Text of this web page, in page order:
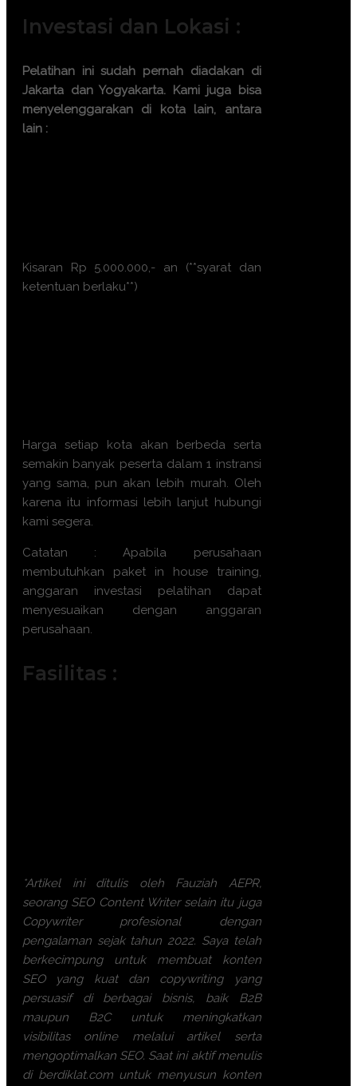
Investasi dan Lokasi :
Pelatihan ini sudah pernah diadakan di
Jakarta dan Yogyakarta. Kami juga bisa
menyelenggarakan di kota lain, antara
lain :
Kisaran Rp 5.000.000,- an (**syarat dan
ketentuan berlaku**)
Harga setiap kota akan berbeda serta
semakin banyak peserta dalam 1 instransi
yang sama, pun akan lebih murah. Oleh
karena itu informasi lebih lanjut hubungi
kami segera.
Catatan : Apabila perusahaan
membutuhkan paket in house training,
anggaran investasi pelatihan dapat
menyesuaikan dengan anggaran
perusahaan.
Fasilitas :
*Artikel ini ditulis oleh Fauziah AEPR,
seorang SEO Content Writer selain itu juga
Copywriter profesional dengan
pengalaman sejak tahun 2022. Saya telah
berkecimpung untuk membuat konten
SEO yang kuat dan copywriting yang
persuasif di berbagai bisnis, baik B2B
maupun B2C untuk meningkatkan
visibilitas online melalui artikel serta
mengoptimalkan SEO. Saat ini aktif menulis
di berdiklat.com untuk menyusun konten